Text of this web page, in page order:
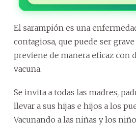
El sarampión es una
contagiosa, que puede ser
previene de manera eficaz con
vacuna.
Se invita a todas las madres,
llevar a sus hijas e hijos a los
Vacunando a las niñas y los